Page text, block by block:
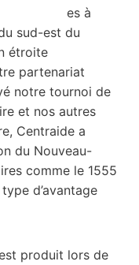
es à
sud-est du
étroite
partenariat
notre tournoi de
et nos autres
Centraide a
du Nouveau-
comme le 1555
d’avantage
produit lors de